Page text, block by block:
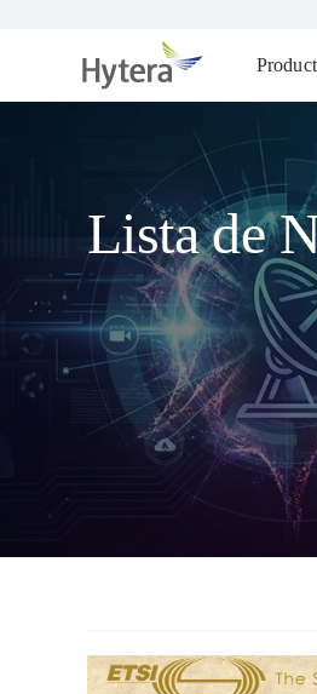
Lista de